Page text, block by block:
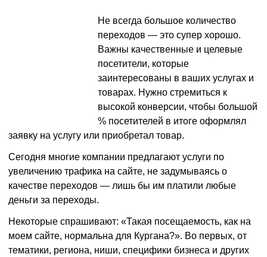
Не всегда большое количество
переходов — это супер хорошо.
Важны качественные и целевые
посетители, которые
заинтересованы в ваших услугах и
товарах. Нужно стремиться к
высокой конверсии, чтобы большой
% посетителей в итоге оформлял
заявку на услугу или приобретал товар.
Сегодня многие компании предлагают услуги по
увеличению трафика на сайте, не задумываясь о
качестве переходов — лишь бы им платили любые
деньги за переходы.
Некоторые спрашивают: «Такая посещаемость, как на
моем сайте, нормальна для Кургана?». Во первых, от
тематики, региона, ниши, специфики бизнеса и других